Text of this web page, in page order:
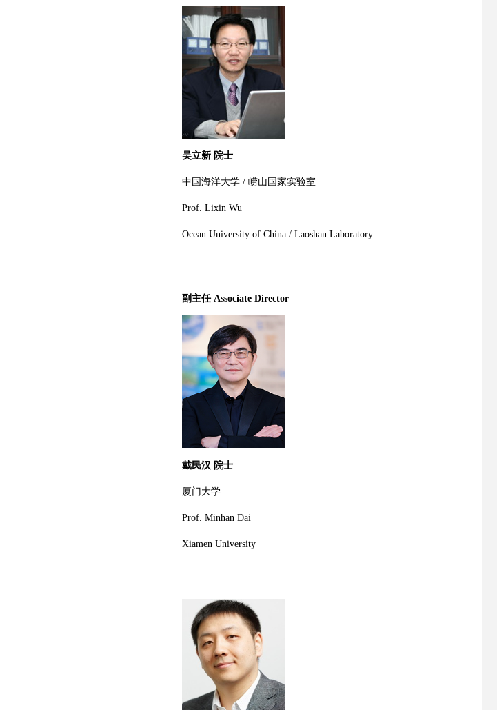
吴立新 院士
中国海洋大学 / 崂山国家实验室
Prof. Lixin Wu
Ocean University of China / Laoshan Laboratory
副主任 Associate Director
戴民汉 院士
厦门大学
Prof. Minhan Dai
Xiamen University